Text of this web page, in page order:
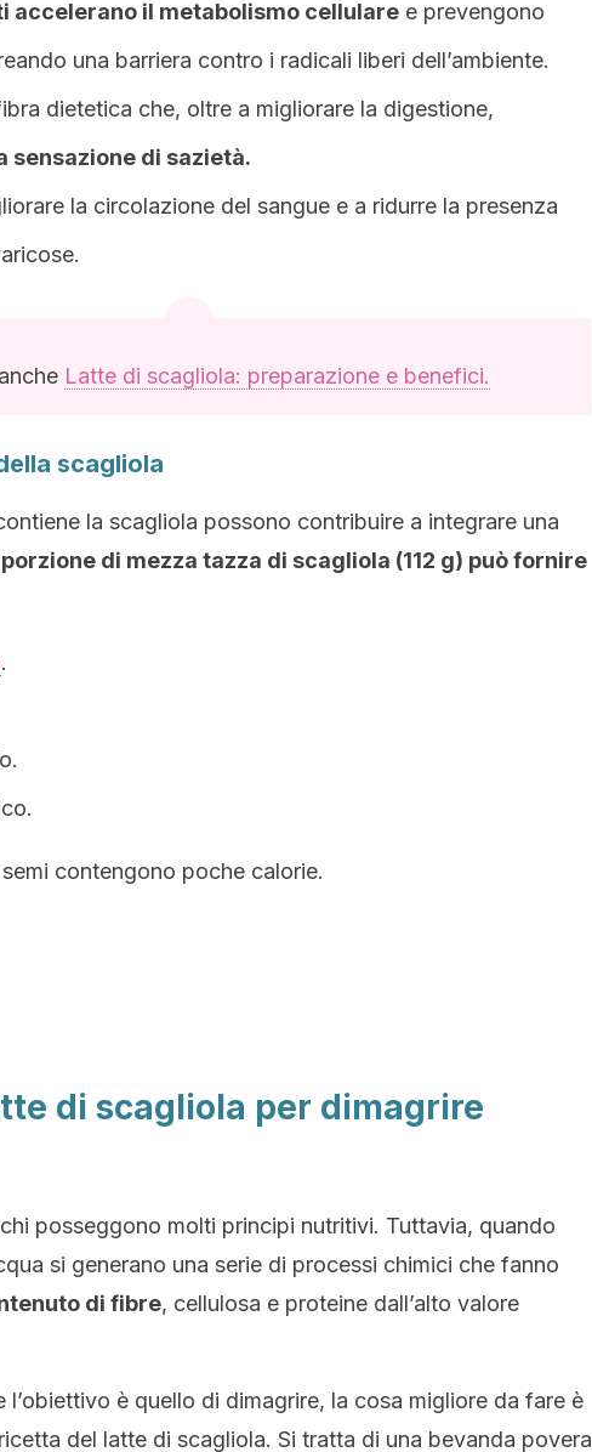
accelerano il metabolismo cellulare e prevengono
una barriera contro i radicali liberi dell’ambiente.
dietetica che, oltre a migliorare la digestione,
sensazione di sazietà.
la circolazione del sangue e a ridurre la presenza
Latte di scagliola: preparazione e benefici.
scagliola
la scagliola possono contribuire a integrare una
porzione di mezza tazza di scagliola (112 g) può fornire
.
contengono poche calorie.
di scagliola per dimagrire
posseggono molti principi nutritivi. Tuttavia, quando
si generano una serie di processi chimici che fanno
di fibre, cellulosa e proteine dall’alto valore
l’obiettivo è quello di dimagrire, la cosa migliore da fare è
del latte di scagliola. Si tratta di una bevanda povera